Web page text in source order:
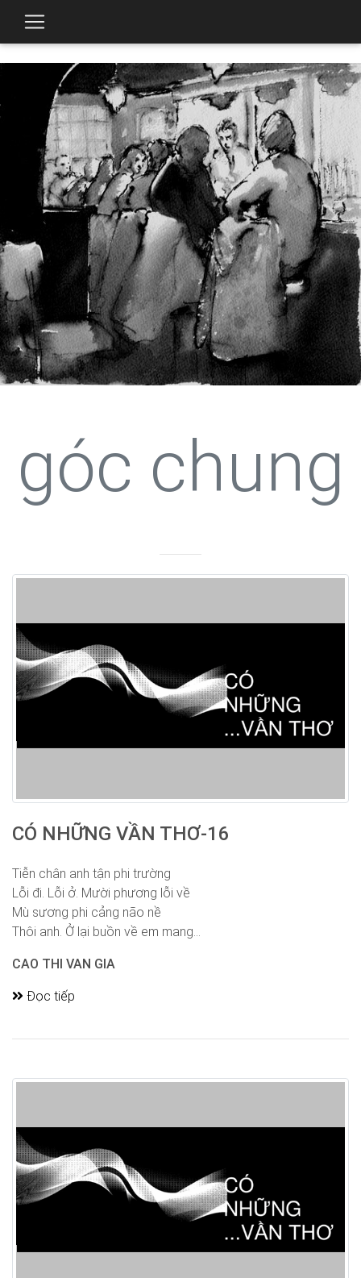
góc chung
CÓ NHỮNG VẦN THƠ-16
Tiễn chân anh tận phi trường
Lỗi đi. Lỗi ở. Mười phương lỗi về
Mù sương phi cảng não nề
Thôi anh. Ở lại buồn về em mang...
CAO THI VAN GIA
Đọc tiếp